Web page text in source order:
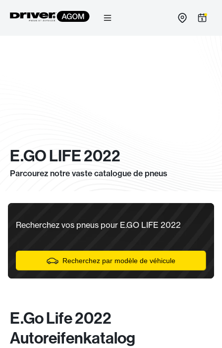
E.GO LIFE 2022
Parcourez notre vaste catalogue de pneus
Recherchez vos pneus pour E.GO LIFE 2022
Recherchez par modèle de véhicule
E.go Life 2022
Autoreifenkatalog